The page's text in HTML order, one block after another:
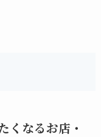
くなるお店・